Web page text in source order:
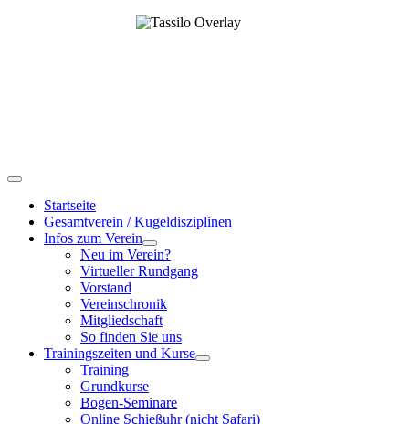
Startseite
Gesamtverein / Kugeldisziplinen
Infos zum Verein
Neu im Verein?
Virtueller Rundgang
Vorstand
Vereinschronik
Mitgliedschaft
So finden Sie uns
Trainingszeiten und Kurse
Training
Grundkurse
Bogen-Seminare
Online Schießuhr (nicht Safari)